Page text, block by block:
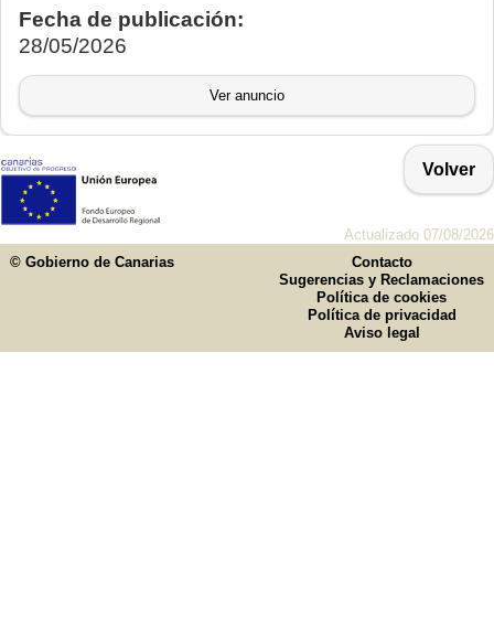
Fecha de publicación:
28/05/2026
Ver anuncio
Volver
Actualizado 07/08/2026
© Gobierno de Canarias
Contacto
Sugerencias y Reclamaciones
Política de cookies
Política de privacidad
Aviso legal